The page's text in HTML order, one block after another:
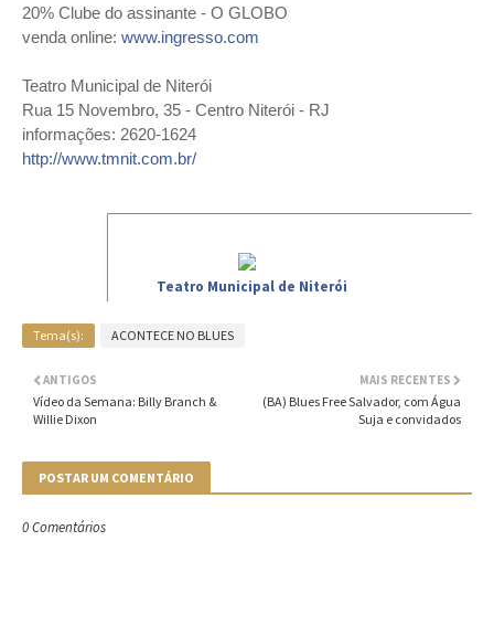
20% Clube do assinante - O GLOBO
venda online: www.ingresso.com
Teatro Municipal de Niterói
Rua 15 Novembro, 35 - Centro Niterói - RJ
informações: 2620-1624
http://www.tmnit.com.br/
Teatro Municipal de Niterói
Exibir mapa·Obter orientações
Tema(s): ACONTECE NO BLUES
MAIS RECENTES
(BA) Blues Free Salvador, com Água
Suja e convidados
ANTIGOS
Vídeo da Semana: Billy Branch &
Willie Dixon
POSTAR UM COMENTÁRIO
0 Comentários